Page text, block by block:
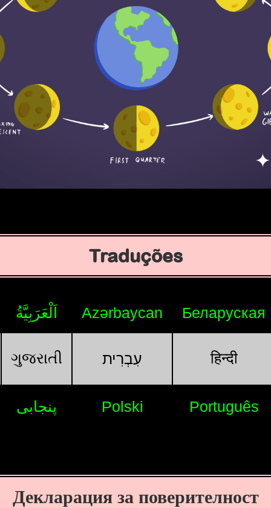
Traduções
اَلْعَرَبِيَّةُ Azərbaycan Беларуская
ગુજરાતી עִבְרִית हिन्दी
پنجابی Polski Português
Декларация за поверителност